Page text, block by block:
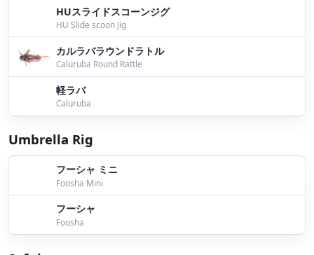
by Yoshida
パイロンby Bomber
パイロン釣果報告by Bomber
今日は・・・
JB桧原湖前プラby Bomber
パイロンイエローヘッド
パイロン頭染め
最高のパフォーマンスby Yokoyama
HUスライドスコーンジグ
HU Slide scoon Jig
カルラバラウンドラトル
Caluruba Round Rattle
軽ラバ
Caluruba
Umbrella Rig
フーシャ ミニ
Foosha Mini
フーシャ
Foosha